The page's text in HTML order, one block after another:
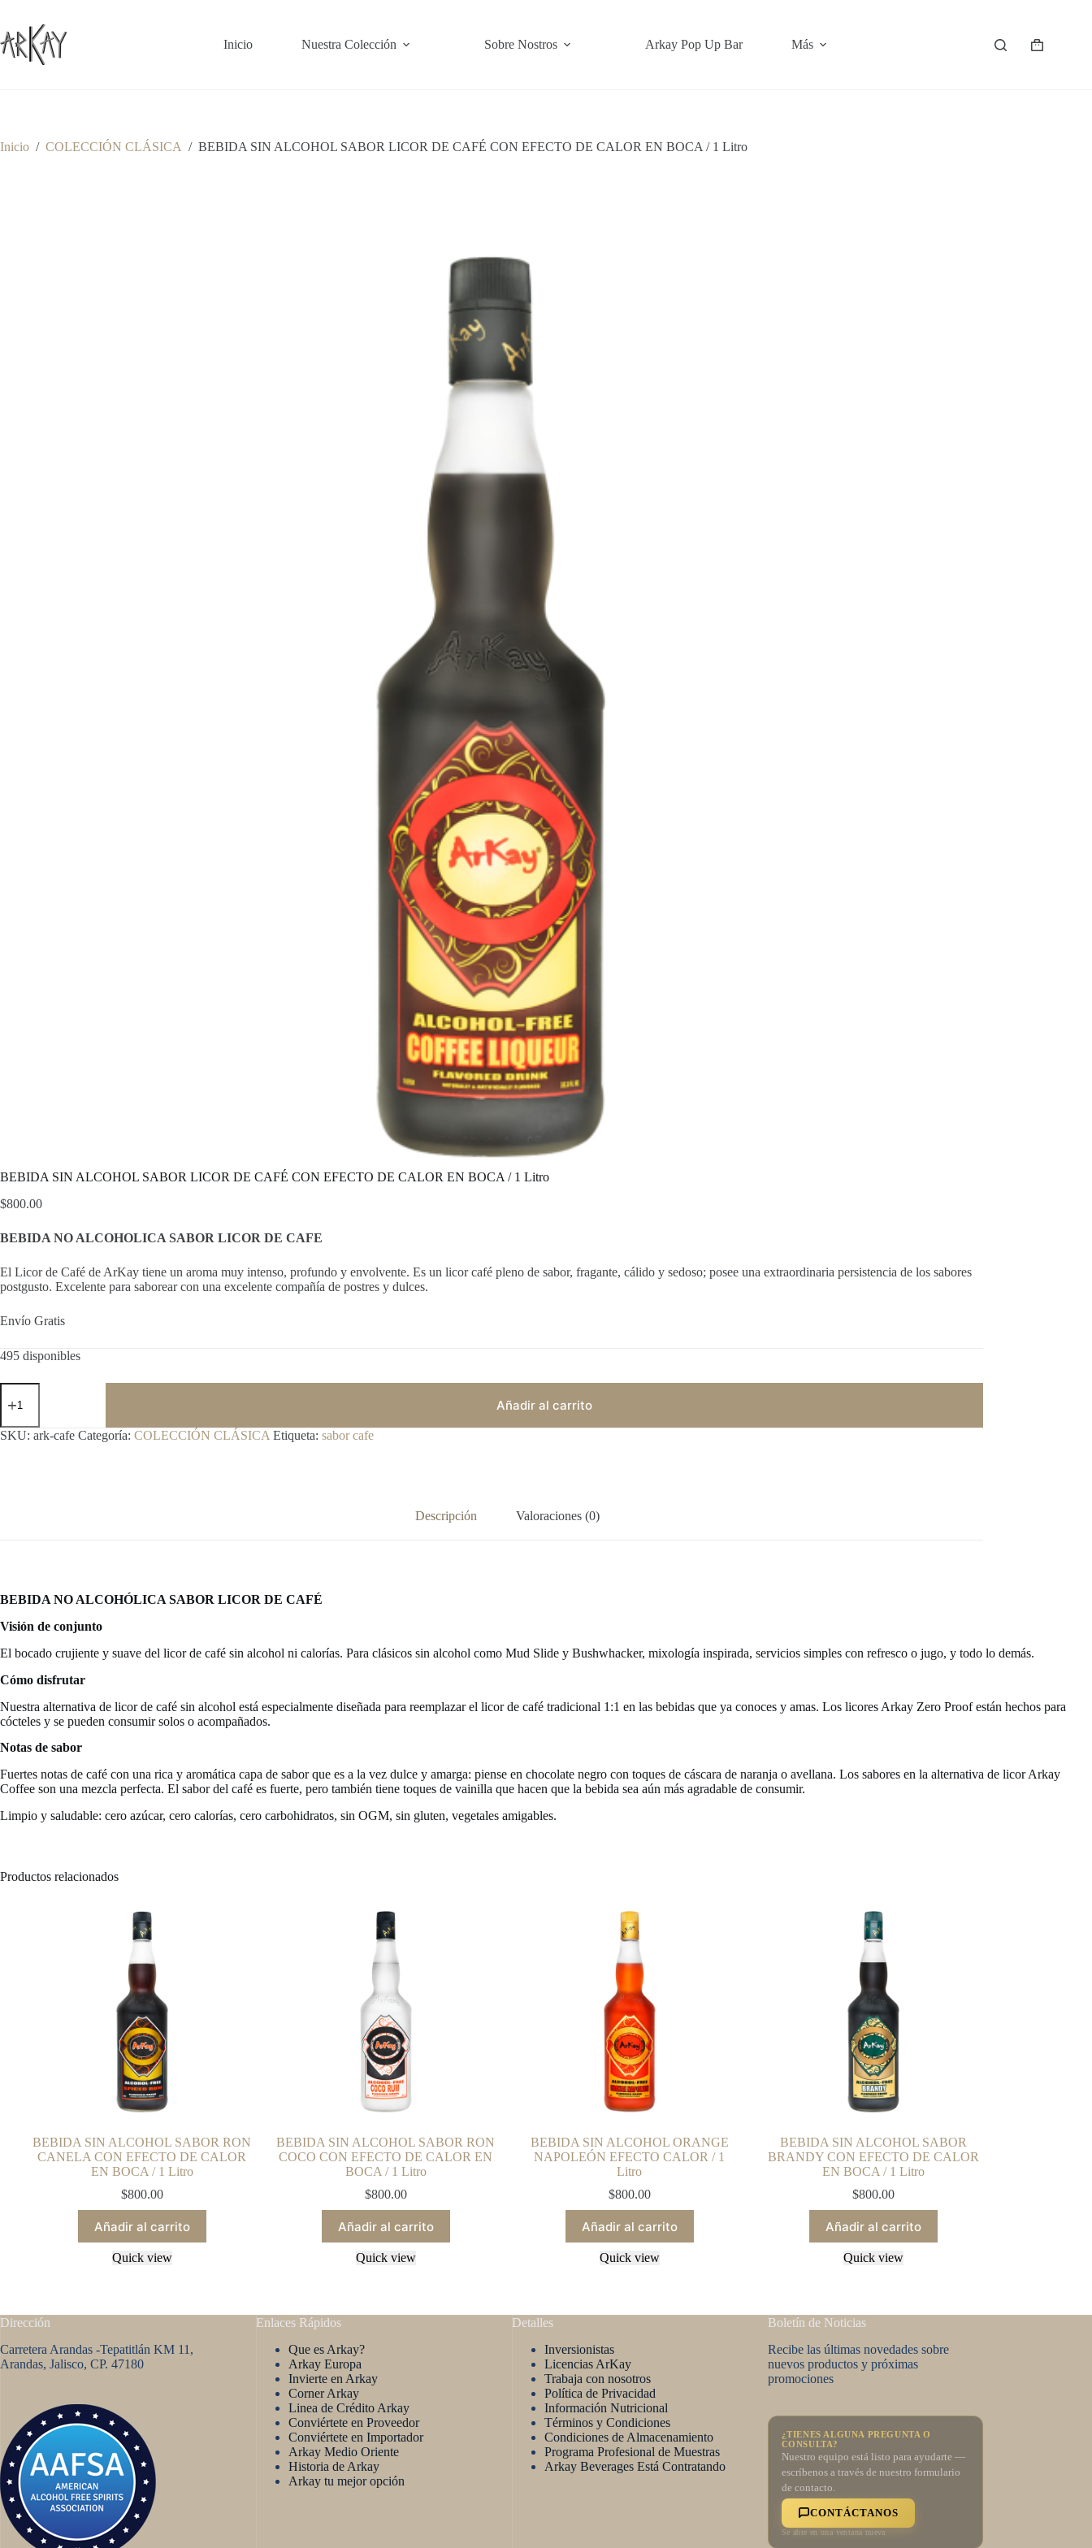
contenido
Inicio Nuestra Colección Sobre Nostros Arkay Pop Up Bar Más
Shopping
Inicio / COLECCIÓN CLÁSICA / BEBIDA SIN ALCOHOL SABOR LICOR DE CAFÉ CON EFECTO DE CALOR EN BOCA / 1 Litro
BEBIDA SIN ALCOHOL SABOR LICOR DE CAFÉ CON EFECTO DE CALOR EN BOCA / 1 Litro
$800.00
BEBIDA NO ALCOHOLICA SABOR LICOR DE CAFE
El Licor de Café de ArKay tiene un aroma muy intenso, profundo y envolvente. Es un licor café pleno de sabor, fragante, cálido y sedoso; posee una extraordinaria persistencia de los sabores
postgusto. Excelente para saborear con una excelente compañía de postres y dulces.
Envío Gratis
495 disponibles
BEBIDA
SIN
SABOR
LICOR
Litro
Añadir al carrito
SKU: ark-cafe Categoría: COLECCIÓN CLÁSICA Etiqueta: sabor cafe
Descripción Valoraciones (0)
BEBIDA NO ALCOHÓLICA SABOR LICOR DE CAFÉ
Visión de conjunto
El bocado crujiente y suave del licor de café sin alcohol ni calorías. Para clásicos sin alcohol como Mud Slide y Bushwhacker, mixología inspirada, servicios simples con refresco o jugo, y todo lo demás.
Cómo disfrutar
Nuestra alternativa de licor de café sin alcohol está especialmente diseñada para reemplazar el licor de café tradicional 1:1 en las bebidas que ya conoces y amas. Los licores Arkay Zero Proof están hechos para
cócteles y se pueden consumir solos o acompañados.
Notas de sabor
Fuertes notas de café con una rica y aromática capa de sabor que es a la vez dulce y amarga: piense en chocolate negro con toques de cáscara de naranja o avellana. Los sabores en la alternativa de licor Arkay
Coffee son una mezcla perfecta. El sabor del café es fuerte, pero también tiene toques de vainilla que hacen que la bebida sea aún más agradable de consumir.
Limpio y saludable: cero azúcar, cero calorías, cero carbohidratos, sin OGM, sin gluten, vegetales amigables.
Productos relacionados
BEBIDA SIN ALCOHOL SABOR RON
CANELA CON EFECTO DE CALOR
EN BOCA / 1 Litro
$800.00
Añadir al carrito
Quick view
BEBIDA SIN ALCOHOL SABOR RON
COCO CON EFECTO DE CALOR EN
BOCA / 1 Litro
$800.00
Añadir al carrito
Quick view
BEBIDA SIN ALCOHOL ORANGE
NAPOLEÓN EFECTO CALOR / 1
Litro
$800.00
Añadir al carrito
Quick view
BEBIDA SIN ALCOHOL SABOR
BRANDY CON EFECTO DE CALOR
EN BOCA / 1 Litro
$800.00
Añadir al carrito
Quick view
Dirección
Carretera Arandas -Tepatitlán KM 11,
Arandas, Jalisco, CP. 47180
Enlaces Rápidos
Que es Arkay?
Arkay Europa
Invierte en Arkay
Corner Arkay
Linea de Crédito Arkay
Conviértete en Proveedor
Conviértete en Importador
Arkay Medio Oriente
Historia de Arkay
Arkay tu mejor opción
Detalles
Inversionistas
Licencias ArKay
Trabaja con nosotros
Política de Privacidad
Información Nutricional
Términos y Condiciones
Condiciones de Almacenamiento
Programa Profesional de Muestras
Arkay Beverages Está Contratando
Boletín de Noticias
Recibe las últimas novedades sobre
nuevos productos y próximas
promociones
¿TIENES ALGUNA PREGUNTA O
CONSULTA?
Nuestro equipo está listo para ayudarte —
escríbenos a través de nuestro formulario
de contacto.
CONTÁCTANOS
Se abre en una ventana nueva